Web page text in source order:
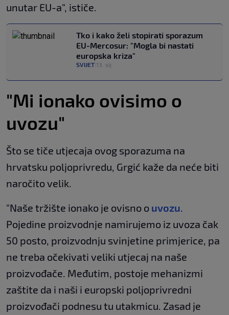
unutar EU-a", ističe.
Tko i kako želi stopirati sporazum
EU-Mercosur: "Mogla bi nastati
europska kriza"
SVIJET 13. sij.
"Mi ionako ovisimo o
uvozu"
Što se tiče utjecaja ovog sporazuma na
hrvatsku poljoprivredu, Grgić kaže da neće biti
naročito velik.
"Naše tržište ionako je ovisno o uvozu
Pojedine proizvodnje namirujemo iz uvoza čak
50 posto, proizvodnju svinjetine primjerice, pa
ne treba očekivati veliki utjecaj na naše
proizvođače. Međutim, postoje mehanizmi
zaštite da i naši i europski poljoprivredni
proizvođači podnesu tu utakmicu. Zasad je